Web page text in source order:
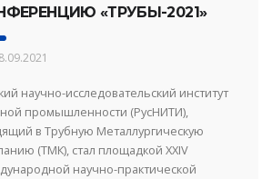
«ТРУБЫ-2021»
научно-исследовательский институт
промышленности (РусНИТИ),
в Трубную Металлургическую
(ТМК), стал площадкой XXIV
научно-практической